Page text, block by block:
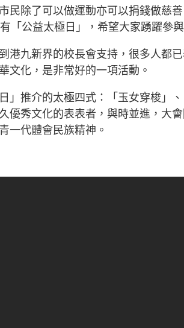
民除了可以做運動亦可以捐錢做慈善
「公益太極日」，希望大家踴躍參與
港九新界的校長會支持，很多人都
文化，是非常好的一項活動。
」推介的太極四式：「玉女穿梭」、
優秀文化的表表者，與時並進，大
一代體會民族精神。